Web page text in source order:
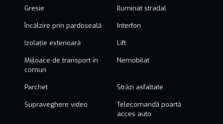
Gresie Iluminat stradal
Încălzire prin pardoseală Interfon
Izolație exterioară Lift
Mijloace de transport în
comun
Nemobilat
Parchet Străzi asfaltate
Supraveghere video
Telecomandă poartă
acces auto